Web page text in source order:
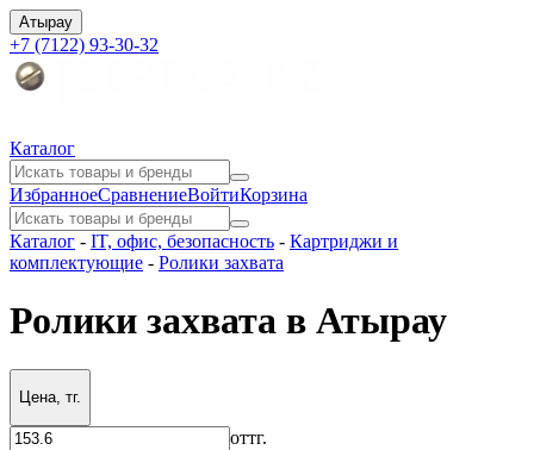
Атырау
+7 (7122) 93-30-32
Каталог
ИзбранноеСравнениеВойтиКорзина
Каталог - IT, офис, безопасность - Картриджи и
комплектующие - Ролики захвата
Ролики захвата в Атырау
Цена, тг.
оттг.